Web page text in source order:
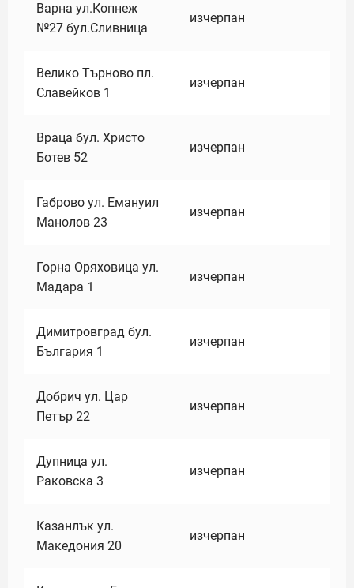
Варна ул.Копнеж
№27 бул.Сливница
изчерпан
Велико Търново пл.
Славейков 1
изчерпан
Враца бул. Христо
Ботев 52
изчерпан
Габрово ул. Емануил
Манолов 23
изчерпан
Горна Оряховица ул.
Мадара 1
изчерпан
Димитровград бул.
България 1
изчерпан
Добрич ул. Цар
Петър 22
изчерпан
Дупница ул.
Раковска 3
изчерпан
Казанлък ул.
Македония 20
изчерпан